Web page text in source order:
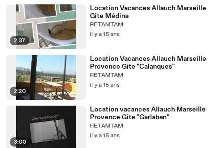
2:37
Location Vacances Allauch Marseille
Gite Médina
RETAMTAM
il y a 15 ans
2:20
Location Vacances Allauch Marseille
Provence Gite "Calanques"
RETAMTAM
il y a 15 ans
3:00
Location vacances Allauch Marseille
Provence Gite "Garlaban"
RETAMTAM
il y a 15 ans